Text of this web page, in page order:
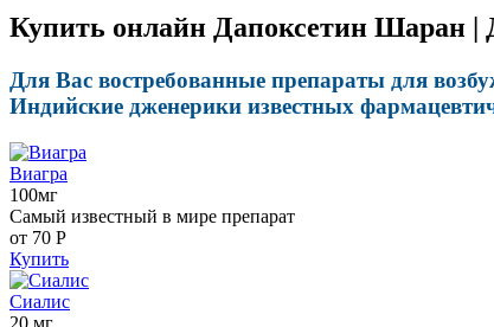
Купить онлайн Дапоксетин Шаран |
Для Вас востребованные препараты для
Индийские дженерики известных
Виагра
100мг
Самый известный в мире препарат
от 70 Р
Купить
Сиалис
20 мг